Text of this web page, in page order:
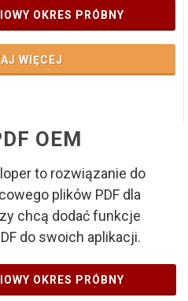
OKRES PRÓBNY
WIĘCEJ
OEM
to rozwiązanie do
plików PDF dla
chcą dodać funkcje
do swoich aplikacji.
OKRES PRÓBNY